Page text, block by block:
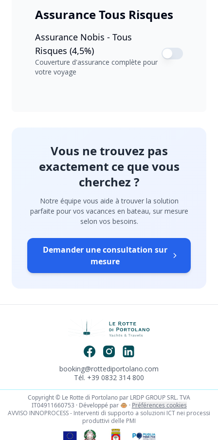
Assurance Tous Risques
Assurance Nobis - Tous
Risques (4,5%)
Couverture d'assurance complète pour
votre voyage
Vous ne trouvez pas
exactement ce que vous
cherchez ?
Notre équipe vous aide à trouver la solution
parfaite pour vos vacances en bateau, sur mesure
selon vos besoins.
Demander une consultation sur
mesure
booking@rottediportolano.com
Tél. +39 0832 314 800
Copyright © Le Rotte di Portolano par LRDP GROUP SRL. TVA
IT04911660753 · Développé par 🐵 · Préférences cookies
AVVISO INNOPROCESS - Interventi di supporto a soluzioni ICT nei processi
produttivi delle PMI